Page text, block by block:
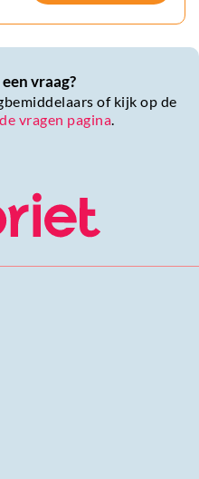
vraag?
of kijk op de
vragen pagina.